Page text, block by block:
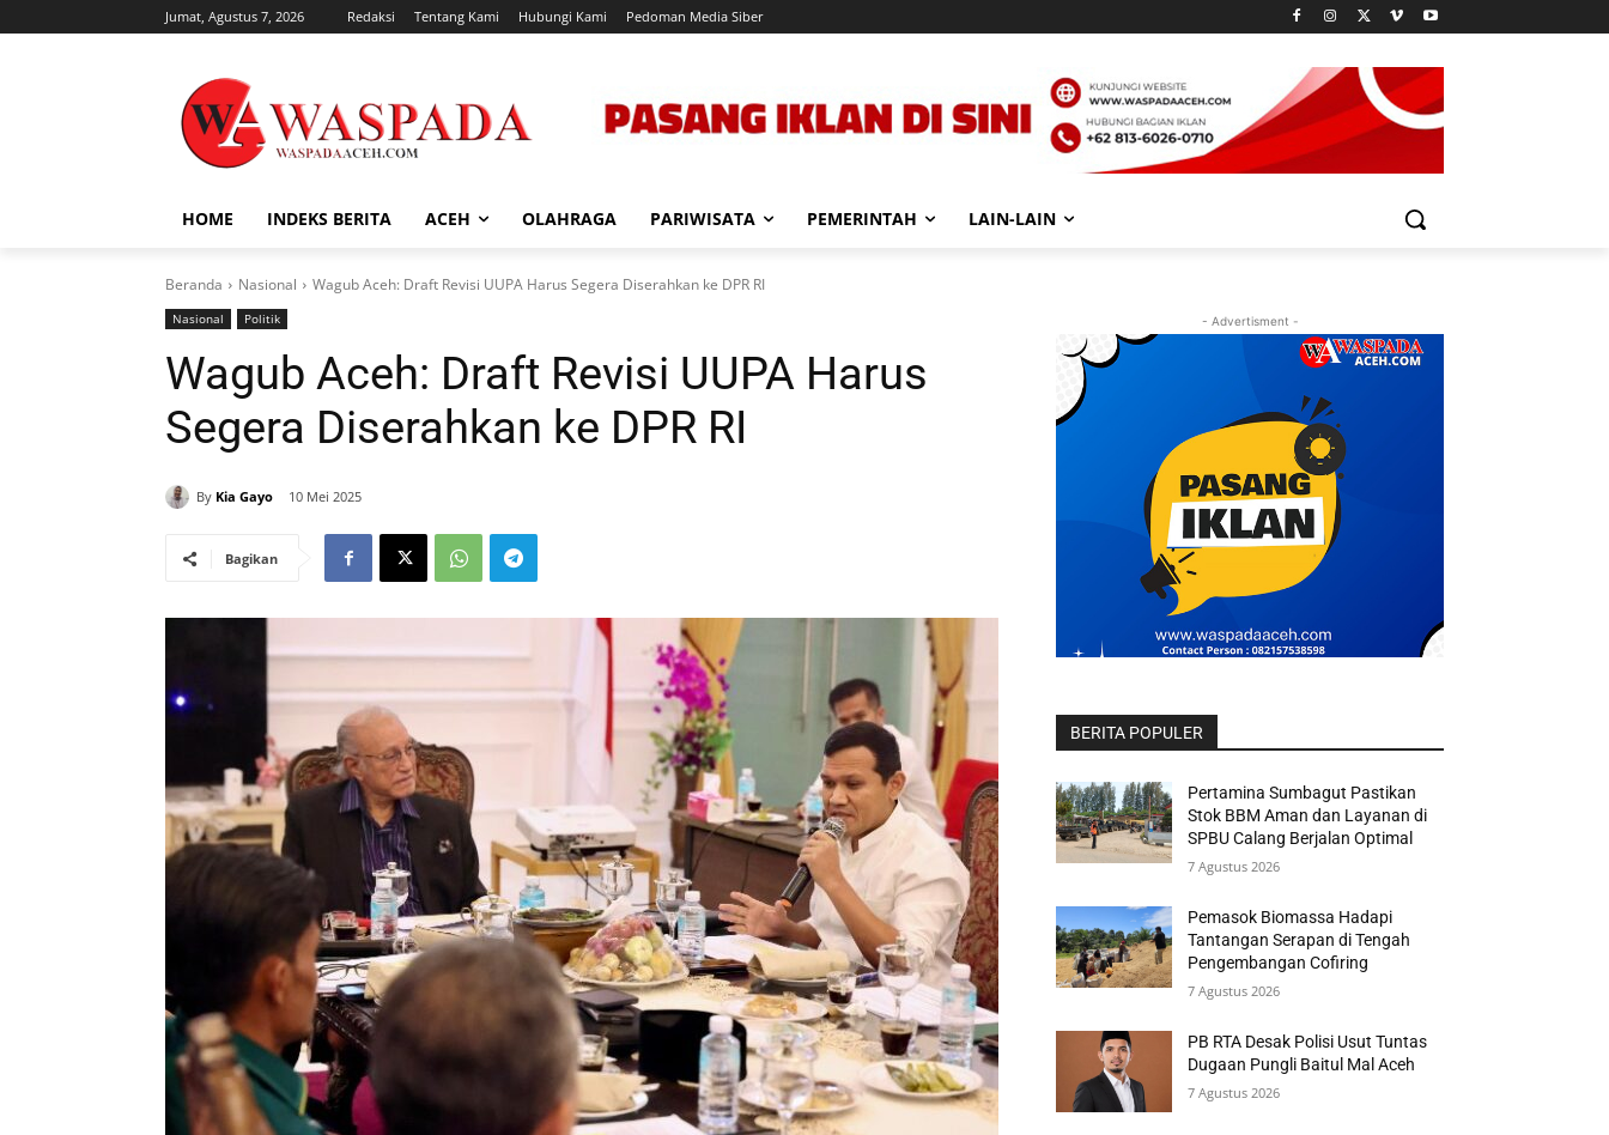
Jumat, Agustus 7, 2026 Redaksi Tentang Kami Hubungi Kami Pedoman Media Siber
HOME INDEKS BERITA ACEH OLAHRAGA PARIWISATA PEMERINTAH LAIN-LAIN
Beranda Nasional Wagub Aceh: Draft Revisi UUPA Harus Segera Diserahkan ke DPR RI
Nasional Politik
Wagub Aceh: Draft Revisi UUPA Harus
Segera Diserahkan ke DPR RI
By Kia Gayo 10 Mei 2025
Bagikan
- Advertisment -
BERITA POPULER
Pertamina Sumbagut Pastikan
Stok BBM Aman dan Layanan di
SPBU Calang Berjalan Optimal
7 Agustus 2026
Pemasok Biomassa Hadapi
Tantangan Serapan di Tengah
Pengembangan Cofiring
7 Agustus 2026
PB RTA Desak Polisi Usut Tuntas
Dugaan Pungli Baitul Mal Aceh
7 Agustus 2026